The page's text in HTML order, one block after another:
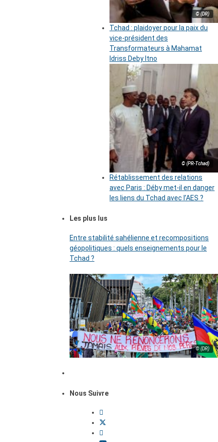
© (DR)
Tchad : plaidoyer pour la paix du
vice-président des
Transformateurs à Mahamat
Idriss Deby Itno
© (PR-Tchad)
Rétablissement des relations
avec Paris : Déby met-il en danger
les liens du Tchad avec l’AES ?
Les plus lus
Entre stabilité sahélienne et recompositions
géopolitiques : quels enseignements pour le
Tchad ?
© (DR)
Nous Suivre